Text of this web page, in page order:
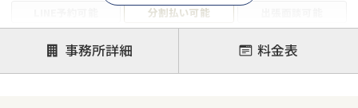
分割払い可能
事務所詳細 料金表